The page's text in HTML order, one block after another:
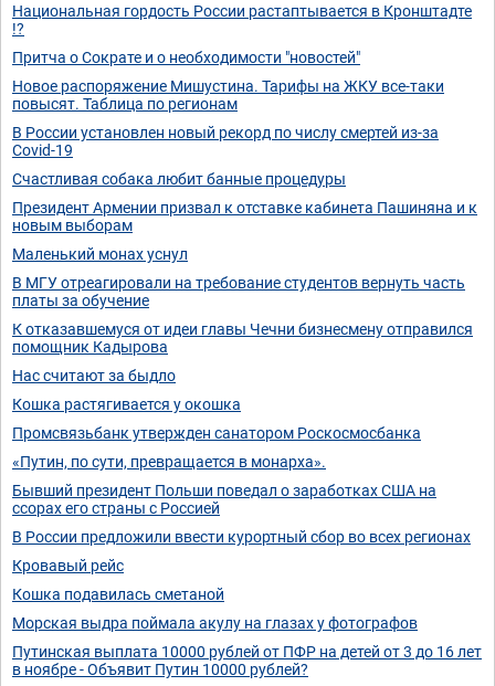
Национальная гордость России растаптывается в Кронштадте
!?
Притча о Сократе и о необходимости "новостей"
Новое распоряжение Мишустина. Тарифы на ЖКУ все-таки
повысят. Таблица по регионам
В России установлен новый рекорд по числу смертей из-за
Covid-19
Счастливая собака любит банные процедуры
Президент Армении призвал к отставке кабинета Пашиняна и к
новым выборам
Маленький монах уснул
В МГУ отреагировали на требование студентов вернуть часть
платы за обучение
К отказавшемуся от идеи главы Чечни бизнесмену отправился
помощник Кадырова
Нас считают за быдло
Кошка растягивается у окошка
Промсвязьбанк утвержден санатором Роскосмосбанка
«Путин, по сути, превращается в монарха».
Бывший президент Польши поведал о заработках США на
ссорах его страны с Россией
В России предложили ввести курортный сбор во всех регионах
Кровавый рейс
Кошка подавилась сметаной
Морская выдра поймала акулу на глазах у фотографов
Путинская выплата 10000 рублей от ПФР на детей от 3 до 16 лет
в ноябре - Объявит Путин 10000 рублей?